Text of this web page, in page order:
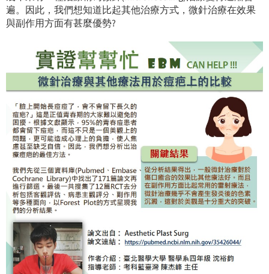
遍。因此，我們想知道比起其他治療方式，微針治療在效果
與副作用方面有甚麼優勢?